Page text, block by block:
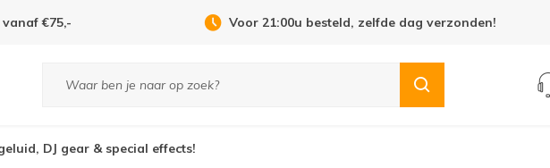
€75,- Voor 21:00u besteld, zelfde dag verzonden!
DJ gear & special effects!